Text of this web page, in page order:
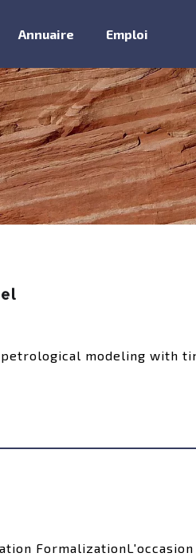
Annuaire Emploi
modeling with
Formalization​